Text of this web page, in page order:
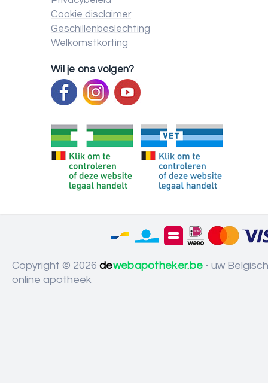
Cookie disclaimer
Geschillenbeslechting
Welkomstkorting
Wil je ons volgen?
Copyright © 2026 dewebapotheker.be - uw
online apotheek